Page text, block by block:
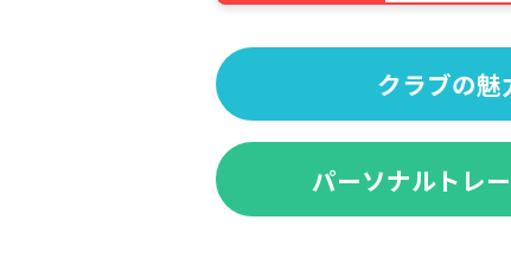
クラブの魅
パーソナルトレ